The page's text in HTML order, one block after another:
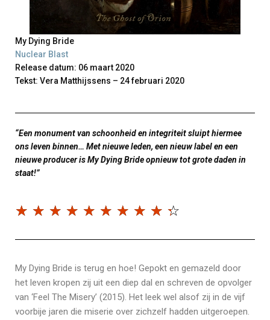
My Dying Bride
Nuclear Blast
Release datum: 06 maart 2020
Tekst: Vera Matthijssens – 24 februari 2020
“Een monument van schoonheid en integriteit sluipt hiermee
ons leven binnen… Met nieuwe leden, een nieuw label en een
nieuwe producer is My Dying Bride opnieuw tot grote daden in
staat!”
☆ ☆ ☆ ☆ ☆ ☆ ☆ ☆ ☆ ☆
My Dying Bride is terug en hoe! Gepokt en gemazeld door
het leven kropen zij uit een diep dal en schreven de opvolger
van ‘Feel The Misery’ (2015). Het leek wel alsof zij in de vijf
voorbije jaren die miserie over zichzelf hadden uitgeroepen.